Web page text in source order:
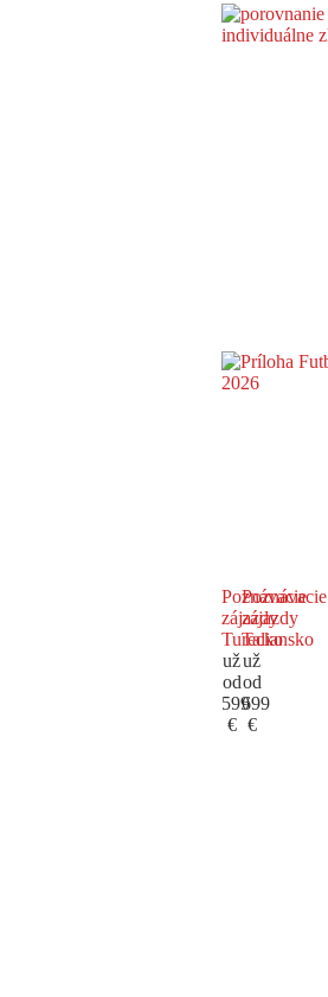
Poznávacie
zájazdy
Turecko
už
od
599
€
Poznávacie
zájazdy
Taliansko
už
od
699
€